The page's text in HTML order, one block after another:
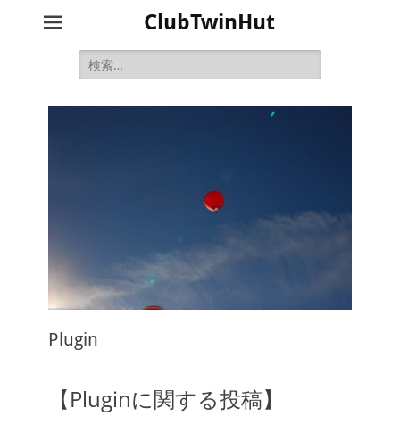
ClubTwinHut
検
索:
Plugin
【Pluginに関する投稿】